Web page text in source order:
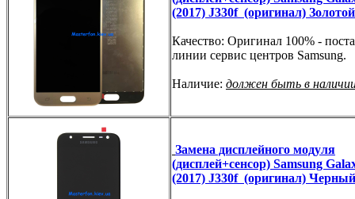
(2017) J330f (оригинал) Золотой
Качество: Оригинал 100% -
линии сервис центров Samsung.
Наличие: должен быть в
Замена дисплейного модуля
(дисплей+сенсор) Samsung
(2017) J330f (оригинал) Черный